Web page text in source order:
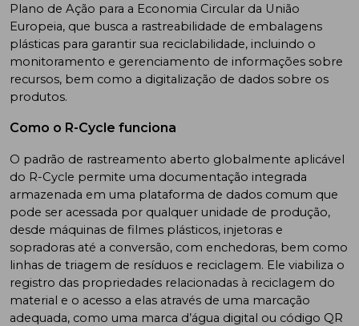
Plano de Ação para a Economia Circular da União
Europeia, que busca a rastreabilidade de embalagens
plásticas para garantir sua reciclabilidade, incluindo o
monitoramento e gerenciamento de informações sobre
recursos, bem como a digitalização de dados sobre os
produtos.
Como o R-Cycle funciona
O padrão de rastreamento aberto globalmente aplicável
do R-Cycle permite uma documentação integrada
armazenada em uma plataforma de dados comum que
pode ser acessada por qualquer unidade de produção,
desde máquinas de filmes plásticos, injetoras e
sopradoras até a conversão, com enchedoras, bem como
linhas de triagem de resíduos e reciclagem. Ele viabiliza o
registro das propriedades relacionadas à reciclagem do
material e o acesso a elas através de uma marcação
adequada, como uma marca d’água digital ou código QR